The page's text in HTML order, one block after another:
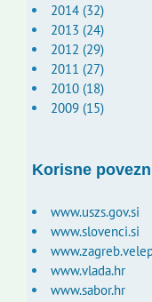
2014 (32)
2013 (24)
2012 (29)
2011 (27)
2010 (18)
2009 (15)
Korisne
www.uszs.gov.si
www.slovenci.si
www.vlada.hr
www.sabor.hr